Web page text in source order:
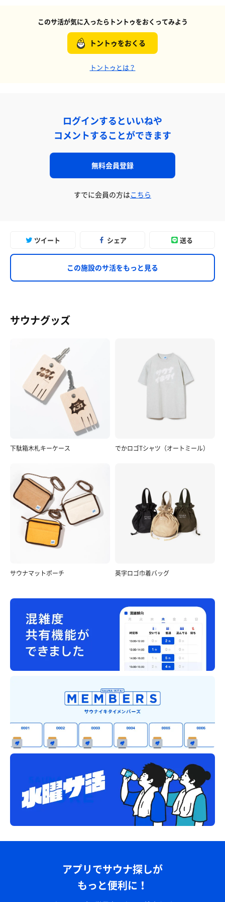
このサ活が気に入ったらトントゥをおくってみよう
トントゥをおくる
トントゥとは？
ログインするといいねや
コメントすることができます
無料会員登録
すでに会員の方はこちら
ツイート シェア 送る
この施設のサ活をもっと見る
サウナグッズ
下駄箱木札キーケース でかロゴTシャツ（オートミール）
サウナマットポーチ 英字ロゴ巾着バッグ
アプリでサウナ探しが
もっと便利に！